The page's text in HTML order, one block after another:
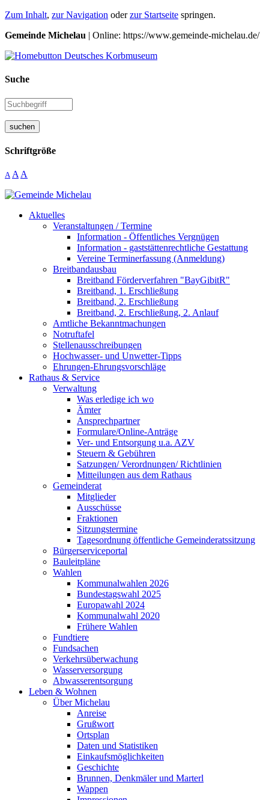
Zum Inhalt, zur Navigation oderzur Startseite springen.
Gemeinde Michelau | Online: https://www.gemeinde-michelau.de/
Suche
suchen
Schriftgröße
A A A
Aktuelles
Veranstaltungen / Termine
Information - Öffentliches Vergnügen
Information - gaststättenrechtliche Gestattung
Vereine Terminerfassung (Anmeldung)
Breitbandausbau
Breitband Förderverfahren "BayGibitR"
Breitband, 1. Erschließung
Breitband, 2. Erschließung
Breitband, 2. Erschließung, 2. Anlauf
Amtliche Bekanntmachungen
Notruftafel
Stellenausschreibungen
Hochwasser- und Unwetter-Tipps
Ehrungen-Ehrungsvorschläge
Rathaus & Service
Verwaltung
Was erledige ich wo
Ämter
Ansprechpartner
Formulare/Online-Anträge
Ver- und Entsorgung u.a. AZV
Steuern & Gebühren
Satzungen/ Verordnungen/ Richtlinien
Mitteilungen aus dem Rathaus
Gemeinderat
Mitglieder
Ausschüsse
Fraktionen
Sitzungstermine
Tagesordnung öffentliche Gemeinderatssitzung
Bürgerserviceportal
Bauleitpläne
Wahlen
Kommunalwahlen 2026
Bundestagswahl 2025
Europawahl 2024
Kommunalwahl 2020
Frühere Wahlen
Fundtiere
Fundsachen
Verkehrsüberwachung
Wasserversorgung
Abwasserentsorgung
Leben & Wohnen
Über Michelau
Anreise
Grußwort
Ortsplan
Daten und Statistiken
Einkaufsmöglichkeiten
Geschichte
Brunnen, Denkmäler und Marterl
Wappen